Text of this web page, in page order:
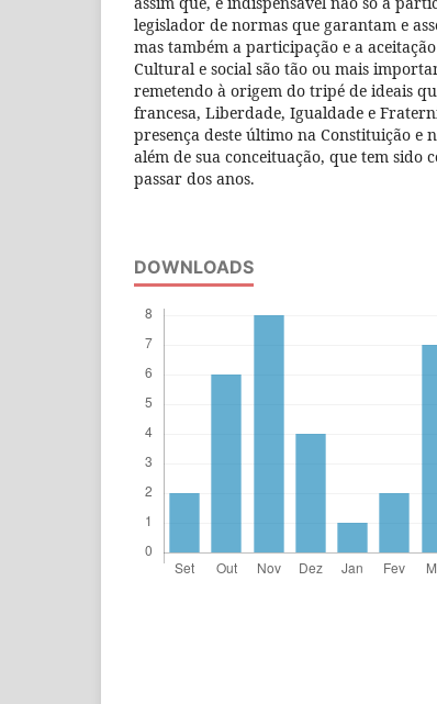
legislador de normas que garantam e
mas também a participação e a
Cultural e social são tão ou mais
remetendo à origem do tripé de ideais
francesa, Liberdade, Igualdade e
presença deste último na Constituição e
além de sua conceituação, que tem sido
passar dos anos.
DOWNLOADS